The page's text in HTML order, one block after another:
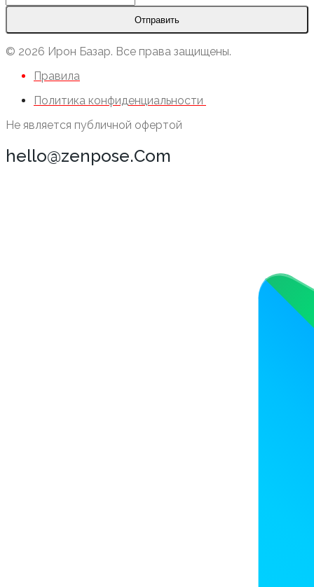
Отправить
© 2026 Ирон Базар. Все права защищены.
Правила
Политика конфиденциальности
Не является публичной офертой
hello@zenpose.Com